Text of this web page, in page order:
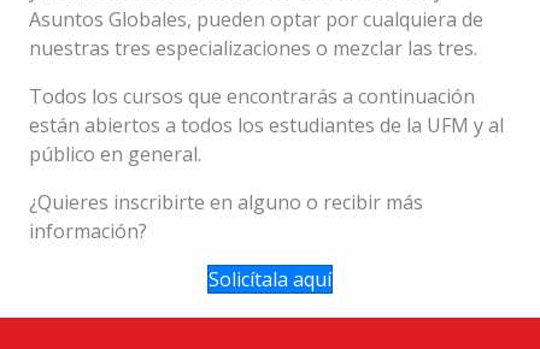
Asuntos Globales, pueden optar por cualquiera de
nuestras tres especializaciones o mezclar las tres.
Todos los cursos que encontrarás a continuación
están abiertos a todos los estudiantes de la UFM y al
público en general.
¿Quieres inscribirte en alguno o recibir más
información?
Solicítala aquí